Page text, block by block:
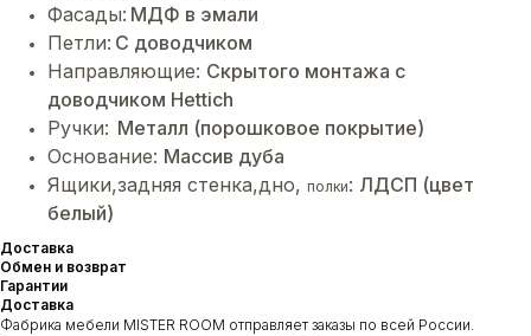
Фасады: МДФ в эмали
Петли: С доводчиком
Направляющие: Cкрытого монтажа с
доводчиком Hettich
Ручки: Металл (порошковое покрытие)
Основание: Массив дуба
Ящики,задняя стенка,дно, полки: ЛДСП (цвет
белый)
Доставка
Обмен и возврат
Гарантии
Доставка
Фабрика мебели MISTER ROOM отправляет заказы по всей России.